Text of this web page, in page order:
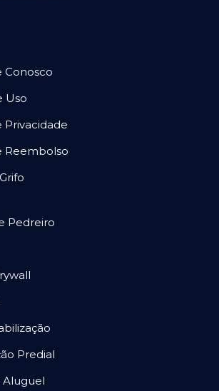
Conosco
Uso
Privacidade
Reembolso
Pedreiro
Predial
Aluguel